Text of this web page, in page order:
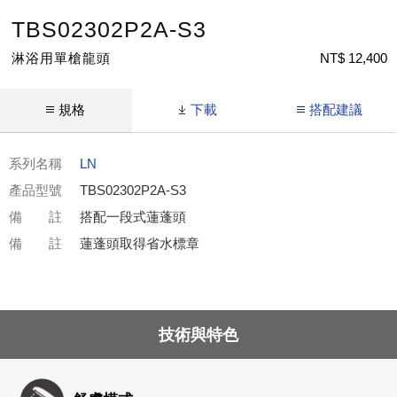
TBS02302P2A-S3
淋浴用單槍龍頭 NT$ 12,400
規格 下載 搭配建議
系列名稱
LN
產品型號
TBS02302P2A-S3
備 註
搭配一段式蓮蓬頭
備 註
蓮蓬頭取得省水標章
技術與特色